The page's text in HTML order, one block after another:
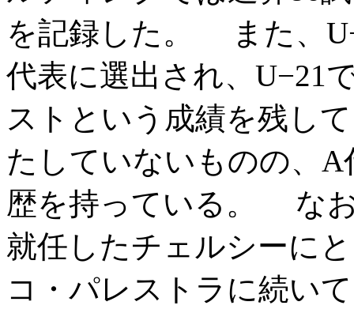
を記録した。 また、
代表に選出され、U−21
ストという成績を残し
たしていないものの、
歴を持っている。 な
就任したチェルシーに
コ・パレストラに続い